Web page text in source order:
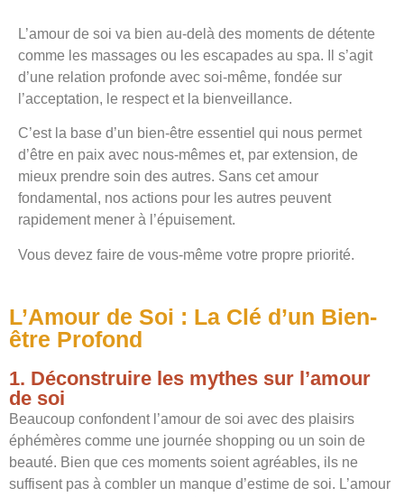
L’amour de soi va bien au-delà des moments de détente
comme les massages ou les escapades au spa. Il s’agit
d’une relation profonde avec soi-même, fondée sur
l’acceptation, le respect et la bienveillance.
C’est la base d’un bien-être essentiel qui nous permet
d’être en paix avec nous-mêmes et, par extension, de
mieux prendre soin des autres. Sans cet amour
fondamental, nos actions pour les autres peuvent
rapidement mener à l’épuisement.
Vous devez faire de vous-même votre propre priorité.
L’Amour de Soi : La Clé d’un Bien-
être Profond
1. Déconstruire les mythes sur l’amour
de soi
Beaucoup confondent l’amour de soi avec des plaisirs
éphémères comme une journée shopping ou un soin de
beauté. Bien que ces moments soient agréables, ils ne
suffisent pas à combler un manque d’estime de soi. L’amour